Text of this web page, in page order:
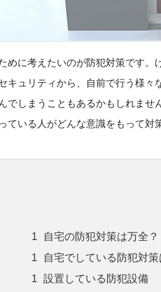
めに考えたいのが防犯対策です
キュリティから、自前で行う様
でしまうこともあるかもしれま
ている人がどんな意識をもって対
自宅の防犯対策は万全？
自宅でしている防犯対策
設置している防犯設備